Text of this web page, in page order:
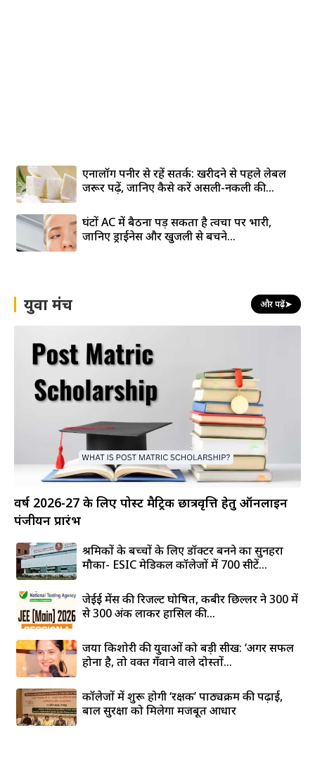
एनालॉग पनीर से रहें सतर्क: खरीदने से पहले लेबल
जरूर पढ़ें, जानिए कैसे करें असली-नकली की...
घंटों AC में बैठना पड़ सकता है त्वचा पर भारी,
जानिए ड्राईनेस और खुजली से बचने...
युवा मंच और पढ़ें➤
वर्ष 2026-27 के लिए पोस्ट मैट्रिक छात्रवृत्ति हेतु ऑनलाइन
पंजीयन प्रारंभ
श्रमिकों के बच्चों के लिए डॉक्टर बनने का सुनहरा
मौका- ESIC मेडिकल कॉलेजों में 700 सीटें...
जेईई मेंस की रिजल्ट घोषित, कबीर छिल्लर ने 300 में
से 300 अंक लाकर हासिल की...
जया किशोरी की युवाओं को बड़ी सीख: ‘अगर सफल
होना है, तो वक्त गँवाने वाले दोस्तों...
कॉलेजों में शुरू होगी ‘रक्षक’ पाठ्यक्रम की पढ़ाई,
बाल सुरक्षा को मिलेगा मजबूत आधार